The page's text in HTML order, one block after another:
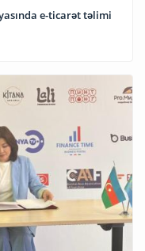
e-ticarət təlimi